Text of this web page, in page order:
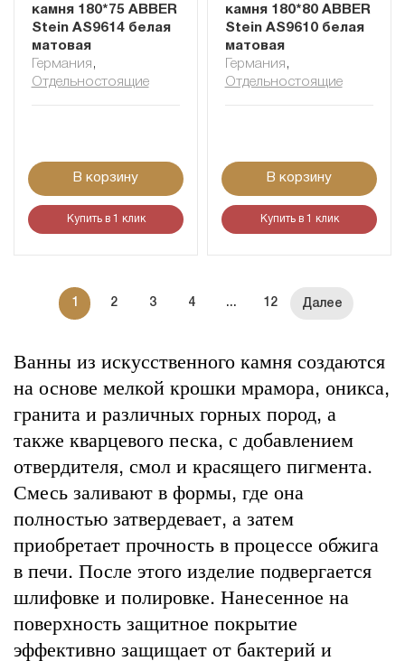
камня 180*75 ABBER
Stein AS9614 белая
матовая
Германия ,
Отдельностоящие
В корзину
Купить в 1 клик
камня 180*80 ABBER
Stein AS9610 белая
матовая
Германия ,
Отдельностоящие
В корзину
Купить в 1 клик
1 2 3 4 ... 12
Ванны из искусственного камня создаются
на основе мелкой крошки мрамора, оникса,
гранита и различных горных пород, а
также кварцевого песка, с добавлением
отвердителя, смол и красящего пигмента.
Смесь заливают в формы, где она
полностью затвердевает, а затем
приобретает прочность в процессе обжига
в печи. После этого изделие подвергается
шлифовке и полировке. Нанесенное на
поверхность защитное покрытие
эффективно защищает от бактерий и